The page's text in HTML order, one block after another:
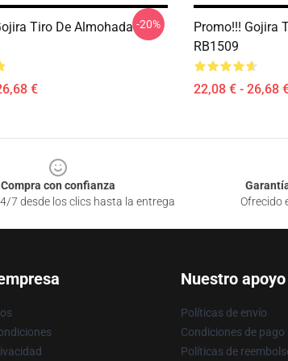
Tiro De Almohada
€
-20%
Promo!!! Gojira
RB1509
22,08 € - 26,68
Compra con confianza
7 desde los clics hasta la entrega
Ofrecido
Nuestro apoyo
Políticas de envío
Condiciones de pago
Políticas de